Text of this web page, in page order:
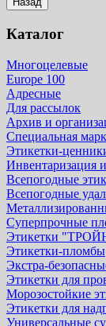
Каталог
Многоцелевые
Europe 100
Адресные
Для рассылок
Архив и
Специальная
Этикетки-
Инвентаризация
Всепогодные
Всепогодные
Суперпрочные
Этикетки
Этикетки-пломбы
Экстра-
Этикетки для
Морозостойкие
Этикетки для
Универсальные